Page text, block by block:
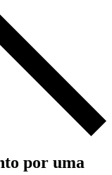
por uma